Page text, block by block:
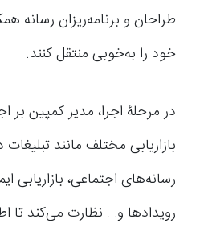
طراحان و برنامه‌ریزان رسانه
خود را به‌خوبی منتقل کنند.
در مرحلۀ اجرا، مدیر کمپین بر
بازاریابی مختلف مانند تبلیغات
رسانه‌های اجتماعی، بازاریابی
رویدادها و… نظارت می‌کند تا